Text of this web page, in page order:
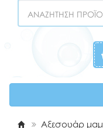
Αξεσουάρ